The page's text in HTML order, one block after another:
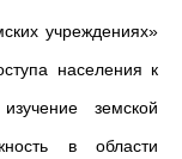
учреждениях»
населения к
земской
в области